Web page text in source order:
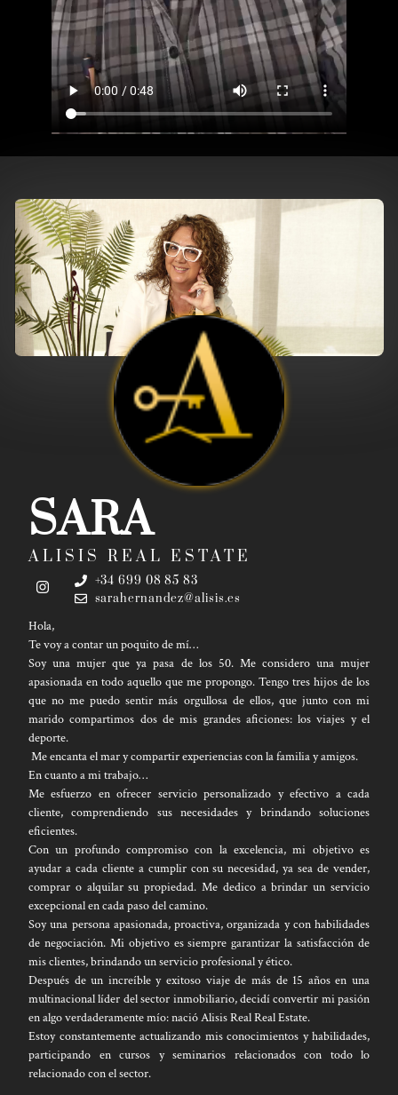
SARA
ALISIS REAL ESTATE
+34 699 08 85 83
sarahernandez@alisis.es
Hola,
Te voy a contar un poquito de mí…
Soy una mujer que ya pasa de los 50. Me considero una mujer
apasionada en todo aquello que me propongo. Tengo tres hijos de los
que no me puedo sentir más orgullosa de ellos, que junto con mi
marido compartimos dos de mis grandes aficiones: los viajes y el
deporte.
Me encanta el mar y compartir experiencias con la familia y amigos.
En cuanto a mi trabajo…
Me esfuerzo en ofrecer servicio personalizado y efectivo a cada
cliente, comprendiendo sus necesidades y brindando soluciones
eficientes.
Con un profundo compromiso con la excelencia, mi objetivo es
ayudar a cada cliente a cumplir con su necesidad, ya sea de vender,
comprar o alquilar su propiedad. Me dedico a brindar un servicio
excepcional en cada paso del camino.
Soy una persona apasionada, proactiva, organizada y con habilidades
de negociación. Mi objetivo es siempre garantizar la satisfacción de
mis clientes, brindando un servicio profesional y ético.
Después de un increíble y exitoso viaje de más de 15 años en una
multinacional líder del sector inmobiliario, decidí convertir mi pasión
en algo verdaderamente mío: nació Alisis Real Real Estate.
Estoy constantemente actualizando mis conocimientos y habilidades,
participando en cursos y seminarios relacionados con todo lo
relacionado con el sector.